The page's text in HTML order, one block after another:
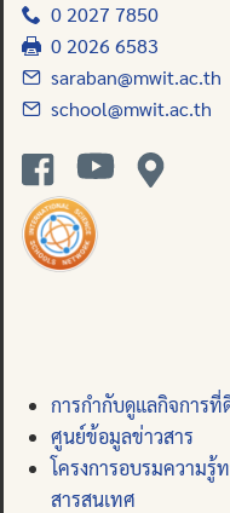
0 2027 7850
0 2026 6583
saraban@mwit.ac.th
school@mwit.ac.th
การกำกับดูแลกิจการที่
ศูนย์ข้อมูลข่าวสาร
โครงการอบรมความรู้
สารสนเทศ